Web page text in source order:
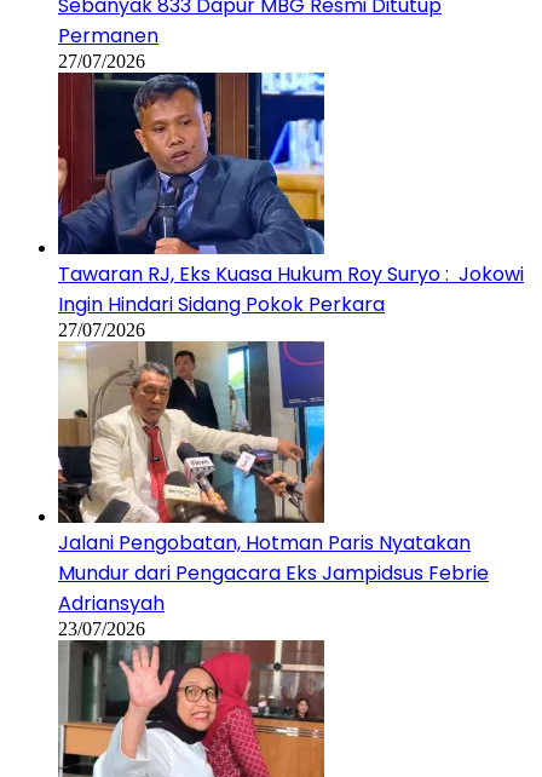
Tawaran RJ, Eks Kuasa Hukum Roy Suryo : Jokowi
Ingin Hindari Sidang Pokok Perkara
27/07/2026
Jalani Pengobatan, Hotman Paris Nyatakan
Mundur dari Pengacara Eks Jampidsus Febrie
Adriansyah
23/07/2026
Ketua BGN Nanik S Deyang Mengundurkan Diri, Ini
Alasannya…!
22/07/2026
Show More